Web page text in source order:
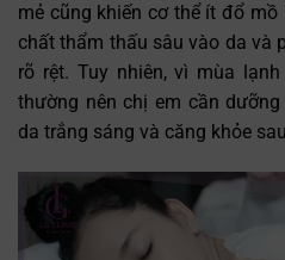
mẻ cũng khiến cơ thể ít đổ
chất thẩm thấu sâu vào da và
rõ rệt. Tuy nhiên, vì mùa
thường nên chị em cần
da trắng sáng và căng khỏe